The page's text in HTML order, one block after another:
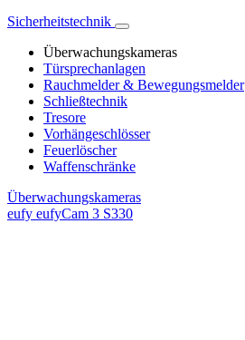
Sicherheitstechnik
Überwachungskameras
Türsprechanlagen
Rauchmelder & Bewegungsmelder
Schließtechnik
Tresore
Vorhängeschlösser
Feuerlöscher
Waffenschränke
Überwachungskameras
eufy eufyCam 3 S330